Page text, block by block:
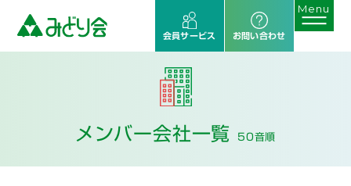
会員サービス お問い合わせ
メンバー会社一覧 50音順